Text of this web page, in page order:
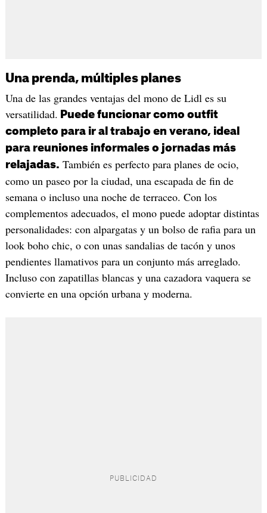
Una prenda, múltiples planes
Una de las grandes ventajas del mono de Lidl es su
versatilidad. Puede funcionar como outfit
completo para ir al trabajo en verano, ideal
para reuniones informales o jornadas más
relajadas. También es perfecto para planes de ocio,
como un paseo por la ciudad, una escapada de fin de
semana o incluso una noche de terraceo. Con los
complementos adecuados, el mono puede adoptar distintas
personalidades: con alpargatas y un bolso de rafia para un
look boho chic, o con unas sandalias de tacón y unos
pendientes llamativos para un conjunto más arreglado.
Incluso con zapatillas blancas y una cazadora vaquera se
convierte en una opción urbana y moderna.